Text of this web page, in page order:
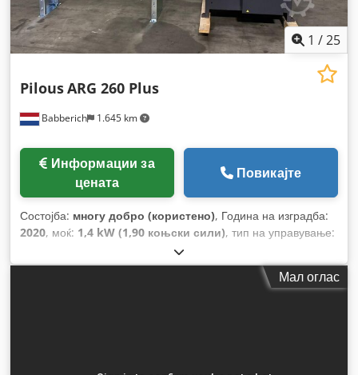
1 /25
Babberich 1.645 km
PilousARG 260 Plus
цената
Повикајте
Состојба: многу добро (користено), Година на изградба:
2020, моќ: 1,4 kW (1,90 коњски сили), тип на управување:
, вкупна висина:2.000 мм
1.900 мм, вкупна ширина:1.800 мм,
Мал оглас